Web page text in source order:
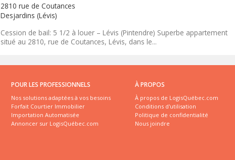
2810 rue de Coutances
Desjardins (Lévis)
Cession de bail: 5 1/2 à louer – Lévis (Pintendre) Superbe appartement
situé au 2810, rue de Coutances, Lévis, dans le...
POUR LES PROFESSIONNELS
Nos solutions adaptées à vos besoins
Forfait Courtier Immobilier
Importation Automatisée
Annoncer sur LogisQuébec.com
À PROPOS
À propos de LogisQuébec.com
Conditions d'utilisation
Politique de confidentialité
Nous joindre